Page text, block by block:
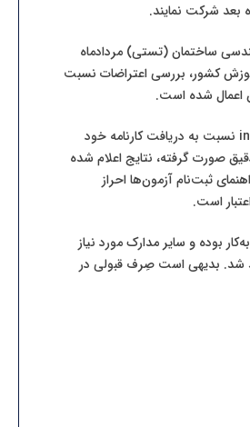
بعد شرکت نمایند.
ساختمان (تستی) مردادماه
کشور، بررسی‌ اعتراضات نسبت
اعمال شده است.
🔻لذا داوطلبان محترم می‌توانند با مراجعه به سامانه آزمون‌ها به آدرس الکترونیکی inbr.ir نسبت به دریافت کارنامه خود
مردادماه ۱۴۰۳ و نظر به بررسی‌های دقیق صورت گرفته، نتایج اعلام شده
ثبت‌نام آزمون‌ها احراز
بوده و سایر مدارک مورد نیاز
شد. بدیهی است صِرف قبولی در